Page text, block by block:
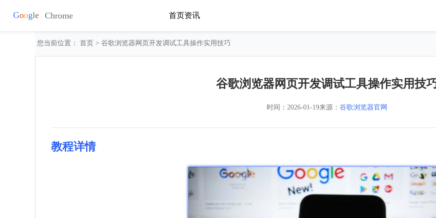
首页资讯
您当前位置： 首页 > 谷歌浏览器网页开发调试工具操作实用技巧
谷歌浏览器网页开发调试工具操作实用技
时间： 2026-01-19来源： 谷歌浏览器官网
教程详情